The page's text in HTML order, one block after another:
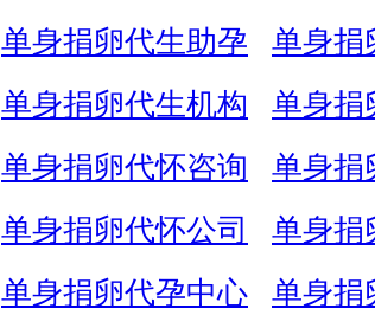
单身捐卵代生助孕
单身捐
单身捐卵代生机构
单身捐
单身捐卵代怀咨询
单身捐
单身捐卵代怀公司
单身捐
单身捐卵代孕中心
单身捐